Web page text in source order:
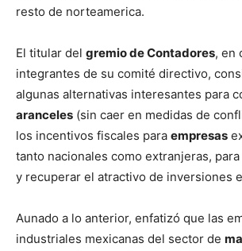
resto de norteamerica.
El titular del gremio de Contadores, en
integrantes de su comité directivo,
algunas alternativas interesantes para
aranceles (sin caer en medidas de
los incentivos fiscales para empresas
tanto nacionales como extranjeras,
y recuperar el atractivo de inversiones
Aunado a lo anterior, enfatizó que las
industriales mexicanas del sector de